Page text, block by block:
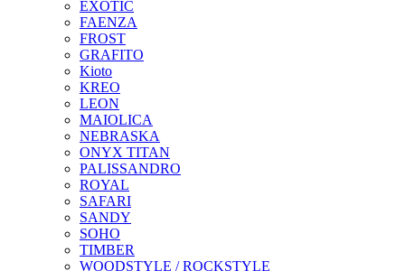
EXOTIC
FAENZA
FROST
GRAFITO
Kioto
KREO
LEON
MAIOLICA
NEBRASKA
ONYX TITAN
PALISSANDRO
ROYAL
SAFARI
SANDY
SOHO
TIMBER
WOODSTYLE / ROCKSTYLE